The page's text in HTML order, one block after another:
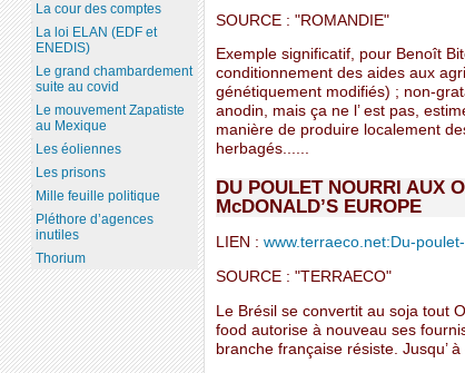
SOURCE : "ROMANDIE"
Exemple significatif, pour Benoît
conditionnement des aides aux
génétiquement modifiés) ; non-
anodin, mais ça ne l’ est pas,
manière de produire localement
herbagés......
DU POULET NOURRI AUX
McDONALD’S EUROPE
LIEN : www.terraeco.net:Du-
SOURCE : "TERRAECO"
Le Brésil se convertit au soja tout
food autorise à nouveau ses
branche française résiste. Jusqu’
La cour des comptes
La loi ELAN (EDF et
ENEDIS)
Le grand chambardement
suite au covid
Le mouvement Zapatiste
au Mexique
Les éoliennes
Les prisons
Mille feuille politique
Pléthore d’agences
inutiles
Thorium